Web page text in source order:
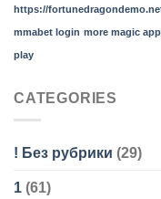
https://
mmabet login more magic
play
CATEGORIES
! Без рубрики (29)
1 (61)